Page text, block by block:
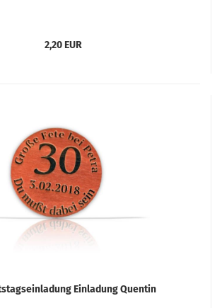
2,20 EUR
Einladung Quentin